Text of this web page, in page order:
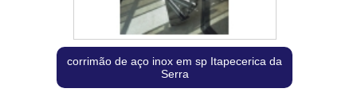
corrimão de aço inox em sp Itapecerica da
Serra